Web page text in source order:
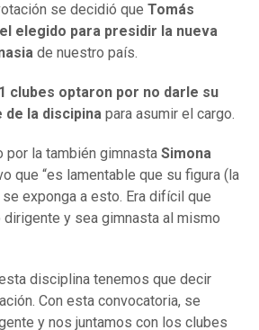
se decidió que Tomás
elegido para presidir la nueva
de nuestro país.
clubes optaron por no darle su
de la discipina para asumir el cargo.
por la también gimnasta Simona
que “es lamentable que su figura (la
exponga a esto. Era difícil que
y sea gimnasta al mismo
disciplina tenemos que decir
Con esta convocatoria, se
y nos juntamos con los clubes